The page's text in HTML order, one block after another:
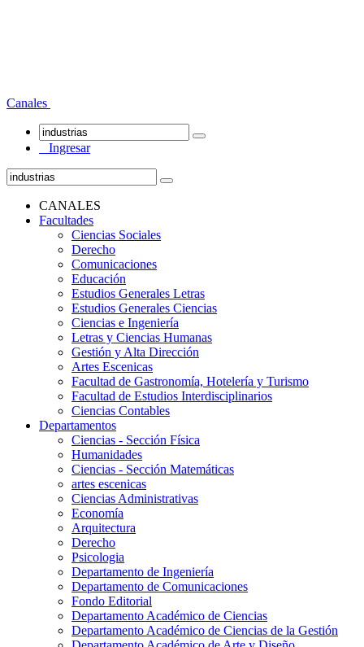
Canales
Ingresar
CANALES
Facultades
Ciencias Sociales
Derecho
Comunicaciones
Educación
Estudios Generales Letras
Estudios Generales Ciencias
Ciencias e Ingeniería
Letras y Ciencias Humanas
Gestión y Alta Dirección
Artes Escenicas
Facultad de Gastronomía, Hotelería y Turismo
Facultad de Estudios Interdisciplinarios
Ciencias Contables
Departamentos
Ciencias - Sección Física
Humanidades
Ciencias - Sección Matemáticas
artes escenicas
Ciencias Administrativas
Economía
Arquitectura
Derecho
Psicologia
Departamento de Ingeniería
Departamento de Comunicaciones
Fondo Editorial
Departamento Académico de Ciencias
Departamento Académico de Ciencias de la Gestión